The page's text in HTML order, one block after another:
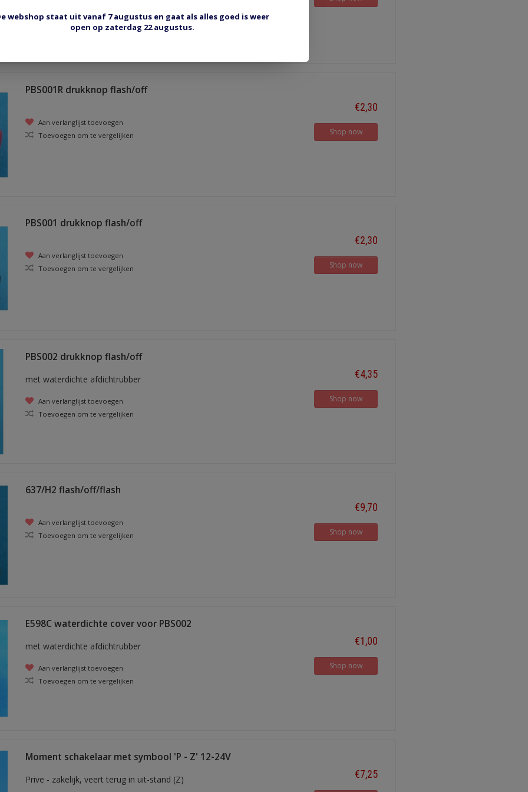
PBS001R drukknop flash/off
Aan verlanglijst toevoegen
Toevoegen om te vergelijken
€2,30
Shop now
PBS001 drukknop flash/off
Aan verlanglijst toevoegen
Toevoegen om te vergelijken
€2,30
Shop now
PBS002 drukknop flash/off
met waterdichte afdichtrubber
Aan verlanglijst toevoegen
Toevoegen om te vergelijken
€4,35
Shop now
637/H2 flash/off/flash
Aan verlanglijst toevoegen
Toevoegen om te vergelijken
€9,70
Shop now
E598C waterdichte cover voor PBS002
met waterdichte afdichtrubber
Aan verlanglijst toevoegen
Toevoegen om te vergelijken
€1,00
Shop now
Moment schakelaar met symbool 'P - Z' 12-24V
Prive - zakelijk, veert terug in uit-stand (Z) €7,25
webshop staat uit vanaf 7 augustus en gaat als alles goed is weer
open op zaterdag 22 augustus.